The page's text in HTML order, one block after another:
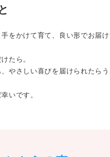
をかけて育て、良い形でお届
たら。
やさしい喜びを届けられたら
いです。